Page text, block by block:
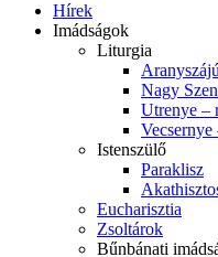
Hírek
Imádságok
Liturgia
Nagy
Utrenye –
Istenszülő
Paraklisz
Eucharisztia
Zsoltárok
Bűnbánati